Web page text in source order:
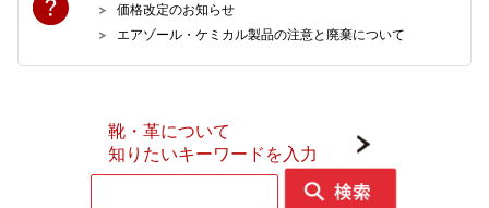
価格改定のお知らせ
エアゾール・ケミカル製品の注意と廃棄について
靴・革について
知りたいキーワードを入力